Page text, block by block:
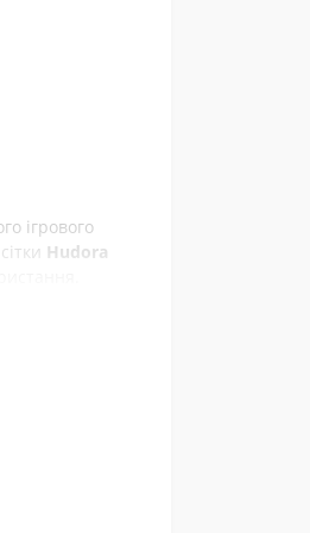
ігрового
Hudora